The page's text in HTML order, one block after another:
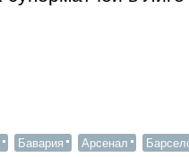
Бавария Арсенал